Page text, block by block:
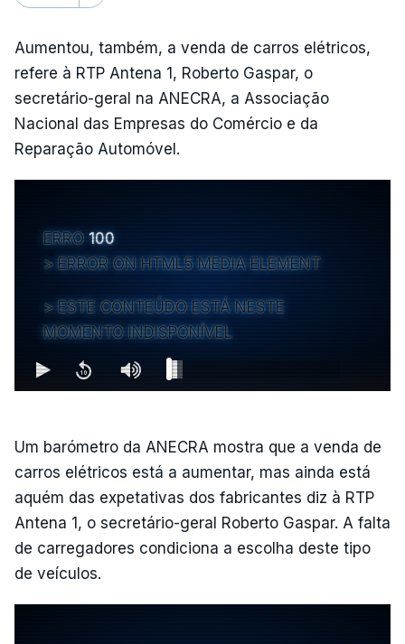
Aumentou, também, a venda de carros elétricos,
refere à RTP Antena 1, Roberto Gaspar, o
secretário-geral na ANECRA, a Associação
Nacional das Empresas do Comércio e da
Reparação Automóvel.
ERRO 100
ERROR ON HTML5 MEDIA ELEMENT
ESTE CONTEÚDO ESTÁ NESTE
MOMENTO INDISPONÍVEL
Um barómetro da ANECRA mostra que a venda de
carros elétricos está a aumentar, mas ainda está
aquém das expetativas dos fabricantes diz à RTP
Antena 1, o secretário-geral Roberto Gaspar. A falta
de carregadores condiciona a escolha deste tipo
de veículos.